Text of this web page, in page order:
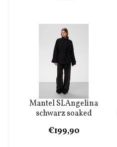
Mantel SLAngelina
schwarz soaked
€199,90